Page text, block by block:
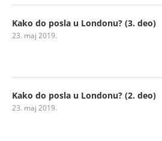
Kako do posla u Londonu? (3. deo)
23. maj 2019.
Kako do posla u Londonu? (2. deo)
23. maj 2019.